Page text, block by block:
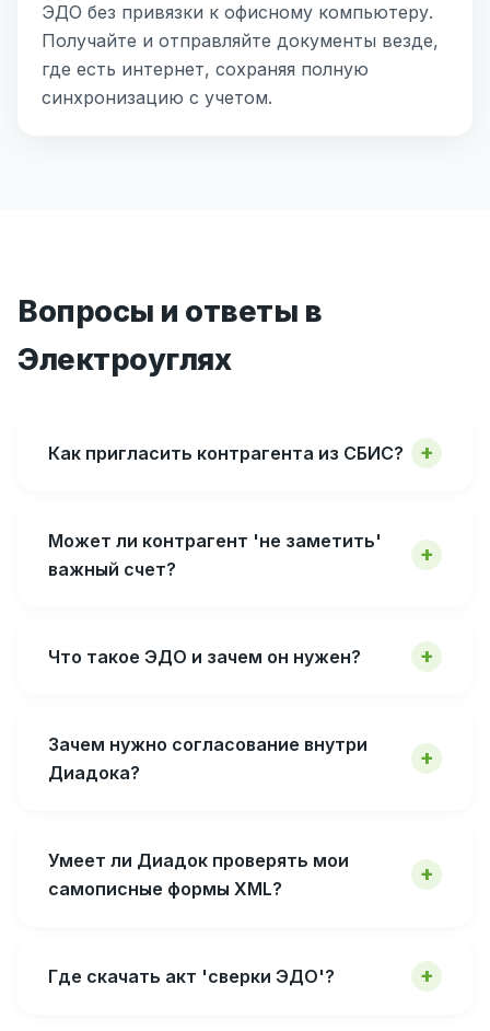
ЭДО без привязки к офисному компьютеру.
Получайте и отправляйте документы везде,
где есть интернет, сохраняя полную
синхронизацию с учетом.
Вопросы и ответы в
Электроуглях
Как пригласить контрагента из СБИС?
Может ли контрагент 'не заметить'
важный счет?
Что такое ЭДО и зачем он нужен?
Зачем нужно согласование внутри
Диадока?
Умеет ли Диадок проверять мои
самописные формы XML?
Где скачать акт 'сверки ЭДО'?